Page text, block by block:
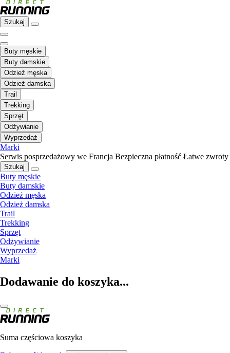
Szukaj
Buty męskie
Buty damskie
Odzież męska
Odzież damska
Trail
Trekking
Sprzęt
Odżywianie
Wyprzedaż
Marki
Serwis posprzedażowy we Francja Bezpieczna płatność Łatwe zwroty
Szukaj
Buty męskie
Buty damskie
Odzież męska
Odzież damska
Trail
Trekking
Sprzęt
Odżywianie
Wyprzedaż
Marki
Dodawanie do koszyka...
Suma częściowa koszyka